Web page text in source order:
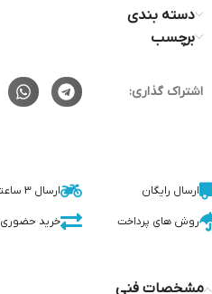
دسته بندی
برچسب
اشتراک گذاری:
ارسال رایگان ارسال 3 ساعته
روش های پرداخت خرید حضوری
مشخصات فنی